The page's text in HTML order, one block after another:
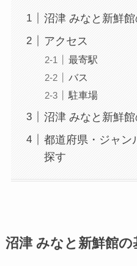
沼津 みなと新鮮
アクセス
最寄駅
バス
駐車場
沼津 みなと新鮮
都道府県・ジャン
探す
沼津 みなと新鮮館の